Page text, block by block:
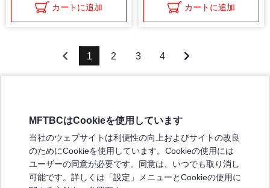
カートに追加 カートに追加
1 2 3 4
弊社の製品について
販売店リスト
MFTBCはCookieを使用しています
当社のウェブサイトは利便性の向上およびサイトの改良
のためにCookieを使用しています。Cookieの使用には
ユーザーの同意が必要です。同意は、いつでも取り消し
可能です。詳しくは「設定」メニューとCookieの使用に